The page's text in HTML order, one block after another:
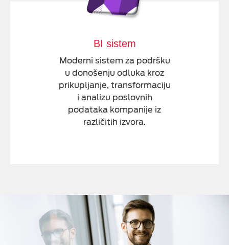
BI sistem
Moderni sistem za podršku
u donošenju odluka kroz
prikupljanje, transformaciju
i analizu poslovnih
podataka kompanije iz
različitih izvora.